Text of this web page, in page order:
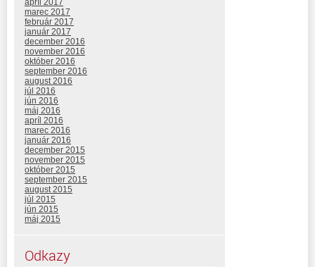
apríl 2017
marec 2017
február 2017
január 2017
december 2016
november 2016
október 2016
september 2016
august 2016
júl 2016
jún 2016
máj 2016
apríl 2016
marec 2016
január 2016
december 2015
november 2015
október 2015
september 2015
august 2015
júl 2015
jún 2015
máj 2015
Odkazy